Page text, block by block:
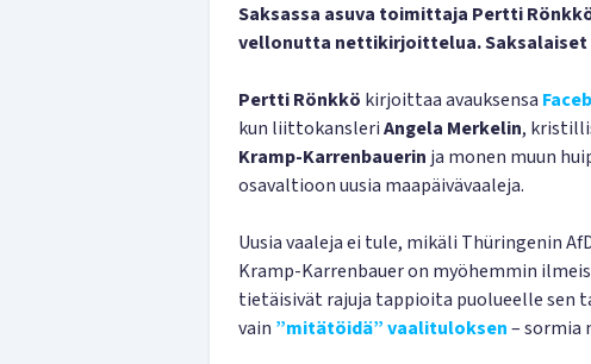
Saksassa asuva toimittaja Pertti
vellonutta nettikirjoittelua. Saksalaiset
Pertti Rönkkö kirjoittaa avauksensa
kun liittokansleriAngela Merkelin,
Kramp-Karrenbauerin ja monen muun
osavaltioon uusia maapäivävaaleja.
Uusia vaaleja ei tule, mikäli Thüringenin
Kramp-Karrenbauer on myöhemmin
tietäisivät rajuja tappioita puolueelle sen
vain ”mitätöidä” vaalituloksen– sormia